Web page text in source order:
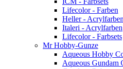
Lifecolor - Farben
Heller - Acrylfarben
Italeri - Acrylfarben
Lifecolor - Farbsets
Mr Hobby-Gunze
Aqueous Hobby
Aqueous Gundam